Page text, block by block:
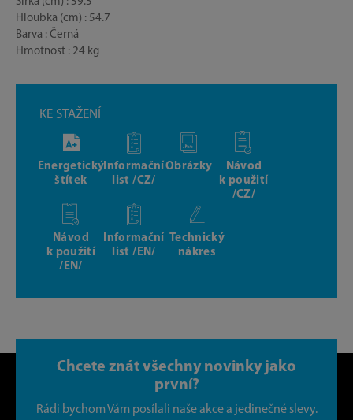
Hloubka (cm) : 54.7
Barva : Černá
Hmotnost : 24 kg
KE STAŽENÍ
Energetický
štítek
Informační
list /CZ/
Obrázky
Návod
k použití
/CZ/
Návod
k použití
/EN/
Informační
list /EN/
Technický
nákres
Chcete znát všechny novinky jako
první?
Rádi bychom Vám posílali naše akce a jedinečné slevy.